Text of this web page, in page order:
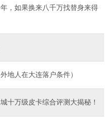
，如果换来八千万找替身来得
地人在大连落户条件）
十万级皮卡综合评测大揭秘！